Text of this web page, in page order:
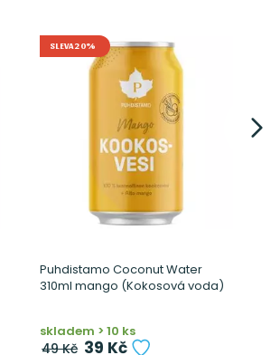
SLEVA 20%
Puhdistamo Coconut Water
310ml mango (Kokosová voda)
skladem > 10 ks
49 Kč 39 Kč